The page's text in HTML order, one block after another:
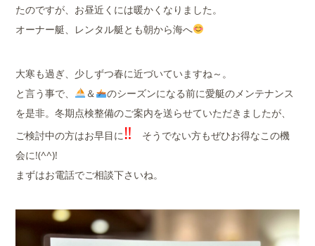
れんたぼー
スタッフブログ
マリーナオーナー様
たのですが、お昼近くには暖かくなりました。
オーナー艇、レンタル艇とも朝から海へ
大寒も過ぎ、少しずつ春に近づいていますね～。
と言う事で、
＆
のシーズンになる前に愛艇のメンテナンス
を是非。冬期点検整備のご案内を送らせていただきましたが、
ご検討中の方はお早目に‼
そうでない方もぜひお得なこの機
会に!(^^)!
まずはお電話でご相談下さいね。